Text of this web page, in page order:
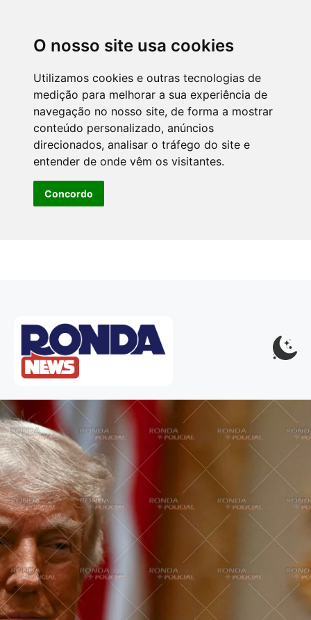
O nosso site usa cookies
Utilizamos cookies e outras tecnologias de
medição para melhorar a sua experiência de
navegação no nosso site, de forma a mostrar
conteúdo personalizado, anúncios
direcionados, analisar o tráfego do site e
entender de onde vêm os visitantes.
Concordo